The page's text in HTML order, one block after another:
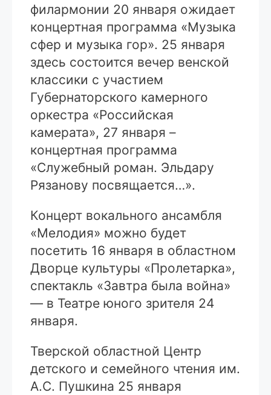
филармонии 20 января ожидает
концертная программа «Музыка
сфер и музыка гор». 25 января
здесь состоится вечер венской
классики с участием
Губернаторского камерного
оркестра «Российская
камерата», 27 января –
концертная программа
«Служебный роман. Эльдару
Рязанову посвящается…».
Концерт вокального ансамбля
«Мелодия» можно будет
посетить 16 января в областном
Дворце культуры «Пролетарка»,
спектакль «Завтра была война»
— в Театре юного зрителя 24
января.
Тверской областной Центр
детского и семейного чтения им.
А.С. Пушкина 25 января